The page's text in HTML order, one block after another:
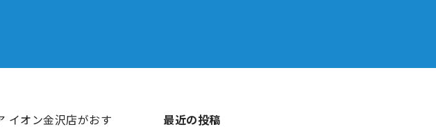
イオン金沢店がおす
最近の投稿